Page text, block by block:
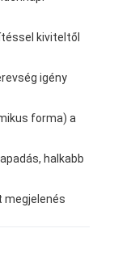
kiviteltől
igény
forma) a
halkabb
megjelenés